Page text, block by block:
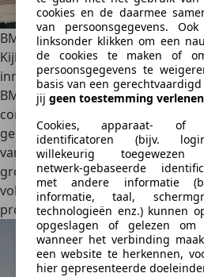
cookies en de daarmee
van persoonsgegevens.
linksonder klikken om een
de cookies te maken of
persoonsgegevens te
basis van een
jij geen toestemming verlenen
Cookies, apparaat- of
identificatoren (bijv. login-
willekeurig toegewezen
netwerk-gebaseerde
met andere informatie
informatie, taal,
technologieën enz.) kunnen
opgeslagen of gelezen om
wanneer het verbinding
een website te herkennen,
hier gepresenteerde
BMW i3
Kijk ook eens naar eenBMW i3 .
innovatieve ontwerpen
BMW i3 heeft een opvallend
combinatie van met
gerecyclede materialen. De
van de uitvoering ongeveer 170
grootste batterij haalt het model
volle lading stroom (WLTP). De
productie.